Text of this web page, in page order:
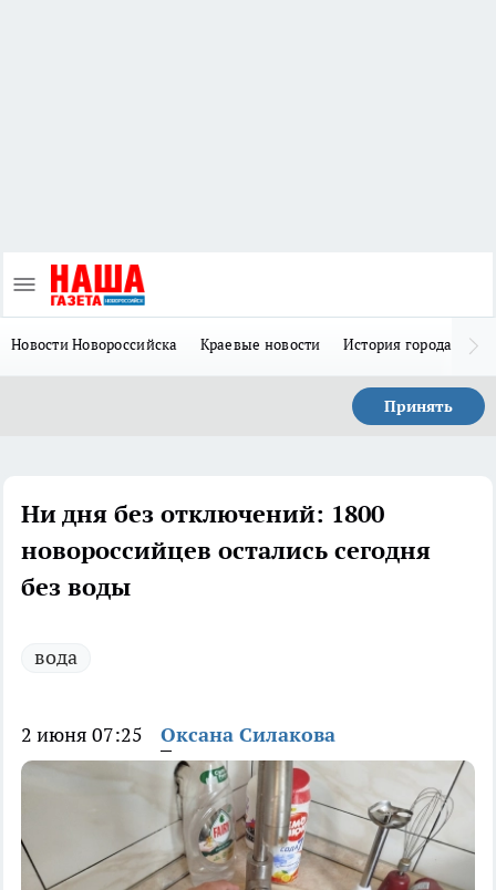
Новости Новороссийска Краевые новости История города Н
Принять
Ни дня без отключений: 1800
новороссийцев остались сегодня
без воды
вода
2 июня 07:25 Оксана Силакова